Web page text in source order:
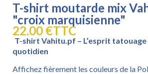
T-shirt moutarde mix
"croix marquisienne"
22,00 €TTC
T-shirt Vahitu.pf – L’esprit tatouage
quotidien
Affichez fièrement les couleurs de la